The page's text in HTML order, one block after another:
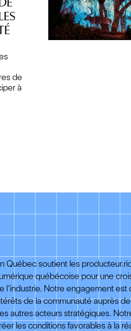
de
à
Québec soutient les
québécoise pour une
l’industrie. Notre engagement
de la communauté auprès
autres acteurs stratégiques.
les conditions favorables à la